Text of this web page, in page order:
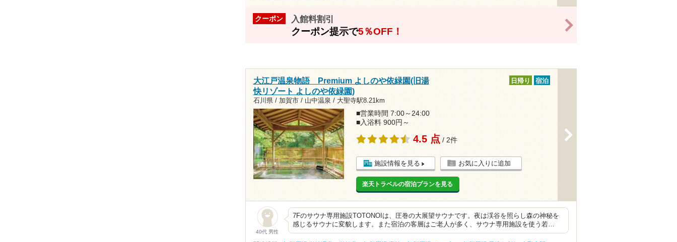
クーポン 入館料割引
クーポン提示で5％OFF！
大江戸温泉物語 Premium よしのや依緑園(旧湯
快リゾート よしのや依緑園)
石川県 / 加賀市 / 山中温泉 / 大聖寺駅8.21km
日帰り 宿泊
■営業時間 7:00～24:00
■入浴料 900円～
4.5 点 / 2件
施設情報を見る お気に入りに追加
楽天トラベルの宿泊プランを見る
40代 男性
7Fのサウナ専用施設TOTONOIは、圧巻の大展望サウナです。夜は渓谷を照らし森の神秘を
感じるサウナに変貌します。また宿泊の客層はご老人が多く、サウナ専用施設を使う若…